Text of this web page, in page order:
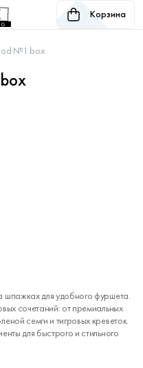
Корзина
№1 box
шпажках для удобного фуршета.
сочетаний: от премиальных
семги и тигровых креветок.
для быстрого и стильного